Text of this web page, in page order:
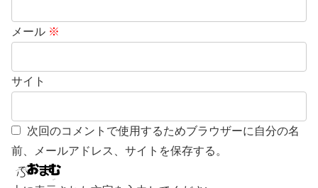
メール ※
サイト
次回のコメントで使用するためブラウザーに自分の名
前、メールアドレス、サイトを保存する。